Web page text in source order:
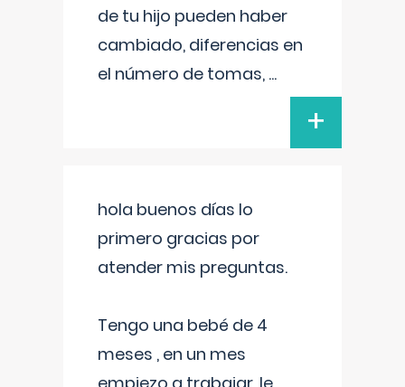
de tu hijo pueden haber
cambiado, diferencias en
el número de tomas, ...
+
hola buenos días lo
primero gracias por
atender mis preguntas.
Tengo una bebé de 4
meses , en un mes